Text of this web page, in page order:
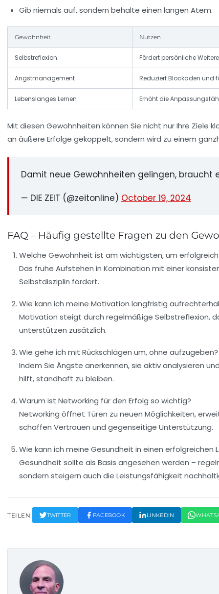
Gib niemals auf, sondern behalte einen langen Atem.
Gewohnheit Nutzen
Selbstreflexion Fördert persönliche
Angstmanagement Reduziert Blockaden und
Lebenslanges Lernen Erhöht die
Mit diesen Gewohnheiten können Sie nicht nur Ihre Ziele
an äußere Erfolge gekoppelt, sondern wird zu einem
Damit neue Gewohnheiten gelingen, braucht
— DIE ZEIT (@zeitonline) October 19, 2024
FAQ – Häufig gestellte Fragen zu den
Welche Gewohnheit ist am wichtigsten, um erfolgreich
Das frühe Aufstehen in Kombination mit einer
Selbstdisziplin fördert.
Wie kann ich meine Motivation langfristig
Motivation steigt durch regelmäßige Selbstreflexion,
unterstützen zusätzlich.
Wie gehe ich mit Rückschlägen um, ohne aufzugeben?
Indem Sie Ängste anerkennen, sie aktiv analysieren
hilft, standhaft zu bleiben.
Warum ist Networking für den Erfolg so wichtig?
Networking öffnet Türen zu neuen Möglichkeiten,
schaffen Vertrauen und gegenseitige Unterstützung.
Wie kann ich meine Gesundheit in einen erfolgreichen
Gesundheit sollte als Basis angesehen werden –
sondern steigern auch die Leistungsfähigkeit
TEILEN: TWITTER FACEBOOK LINKEDIN